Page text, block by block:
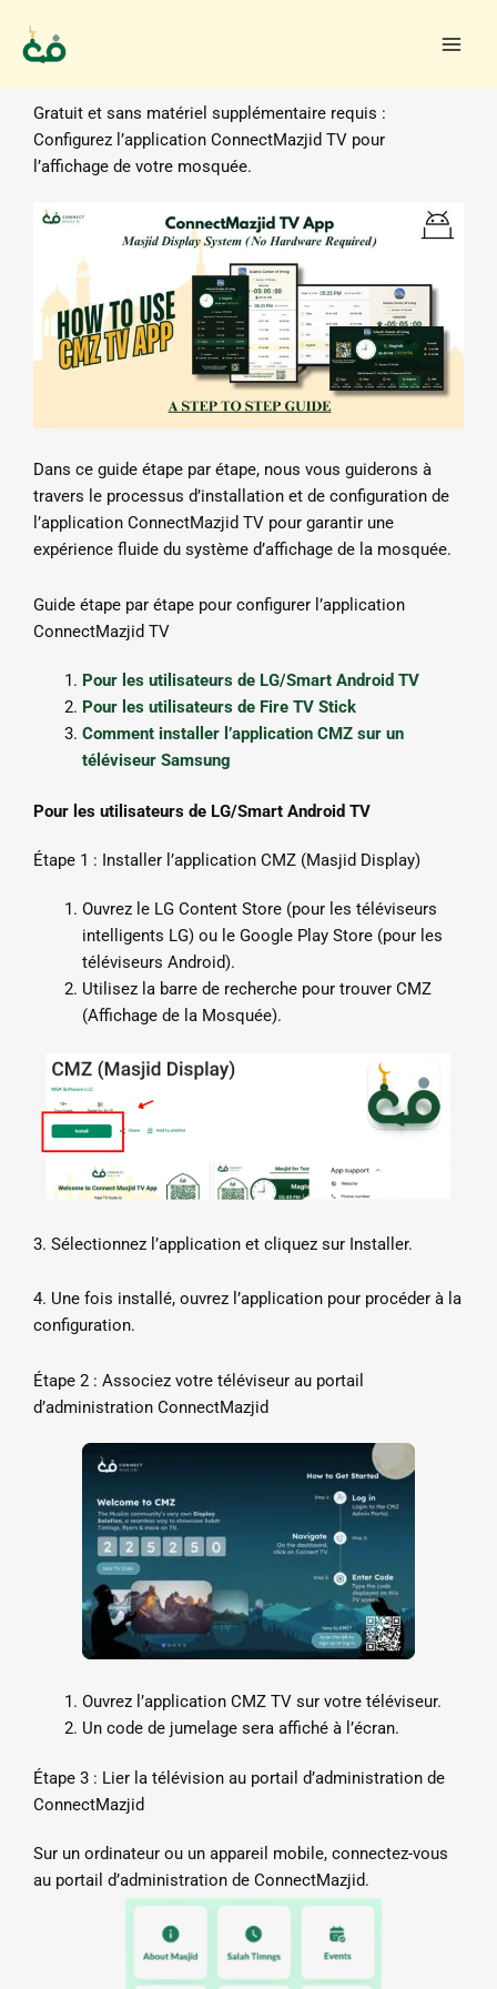
contenu
Gratuit et sans matériel supplémentaire requis :
Configurez l’application ConnectMazjid TV pour
l’affichage de votre mosquée.
Dans ce guide étape par étape, nous vous guiderons à
travers le processus d’installation et de configuration de
l’application ConnectMazjid TV pour garantir une
expérience fluide du système d’affichage de la mosquée.
Guide étape par étape pour configurer l’application
ConnectMazjid TV
Pour les utilisateurs de LG/Smart Android TV
Pour les utilisateurs de Fire TV Stick
Comment installer l’application CMZ sur un
téléviseur Samsung
Pour les utilisateurs de LG/Smart Android TV
Étape 1 : Installer l’application CMZ (Masjid Display)
Ouvrez le LG Content Store (pour les téléviseurs
intelligents LG) ou le Google Play Store (pour les
téléviseurs Android).
Utilisez la barre de recherche pour trouver CMZ
(Affichage de la Mosquée).
3. Sélectionnez l’application et cliquez sur Installer.
4. Une fois installé, ouvrez l’application pour procéder à la
configuration.
Étape 2 : Associez votre téléviseur au portail
d’administration ConnectMazjid
Ouvrez l’application CMZ TV sur votre téléviseur.
Un code de jumelage sera affiché à l’écran.
Étape 3 : Lier la télévision au portail d’administration de
ConnectMazjid
Sur un ordinateur ou un appareil mobile, connectez-vous
au portail d’administration de ConnectMazjid.